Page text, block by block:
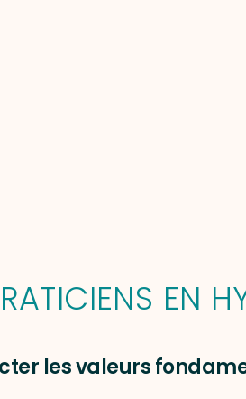
EN
les valeurs